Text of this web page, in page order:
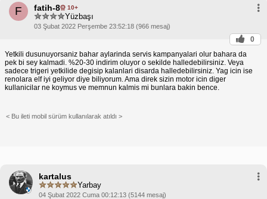
F fatih-8 10+
Yüzbaşı
03 Şubat 2022 Perşembe 23:52:18 (966 mesaj)
0
Yetkili dusunuyorsaniz bahar aylarinda servis kampanyalari olur bahara da
pek bi sey kalmadi. %20-30 indirim oluyor o sekilde halledebilirsiniz. Veya
sadece trigeri yetkilide degisip kalanlari disarda halledebilirsiniz. Yag icin ise
renolara elf iyi geliyor diye biliyorum. Ama direk sizin motor icin diger
kullanicilar ne koymus ve memnun kalmis mi bunlara bakin bence.
< Bu ileti mobil sürüm kullanılarak atıldı >
kartalus
Yarbay
04 Şubat 2022 Cuma 00:12:13 (5144 mesaj)